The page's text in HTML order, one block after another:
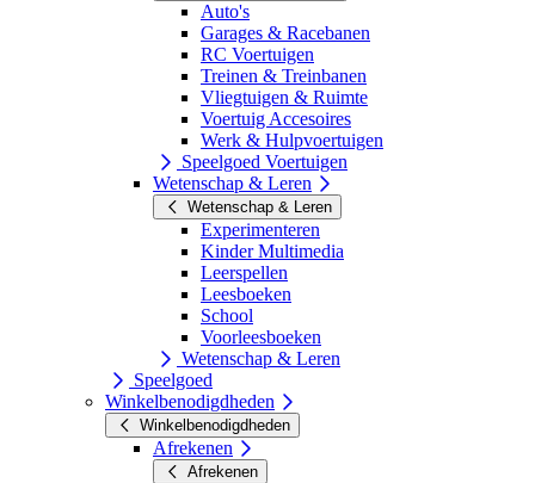
Auto's
Garages & Racebanen
RC Voertuigen
Treinen & Treinbanen
Vliegtuigen & Ruimte
Voertuig Accesoires
Werk & Hulpvoertuigen
Speelgoed Voertuigen
Wetenschap & Leren
Wetenschap & Leren
Experimenteren
Kinder Multimedia
Leerspellen
Leesboeken
School
Voorleesboeken
Wetenschap & Leren
Speelgoed
Winkelbenodigdheden
Winkelbenodigdheden
Afrekenen
Afrekenen